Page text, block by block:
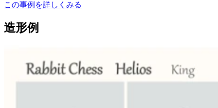
この事例を詳しくみる
造形例